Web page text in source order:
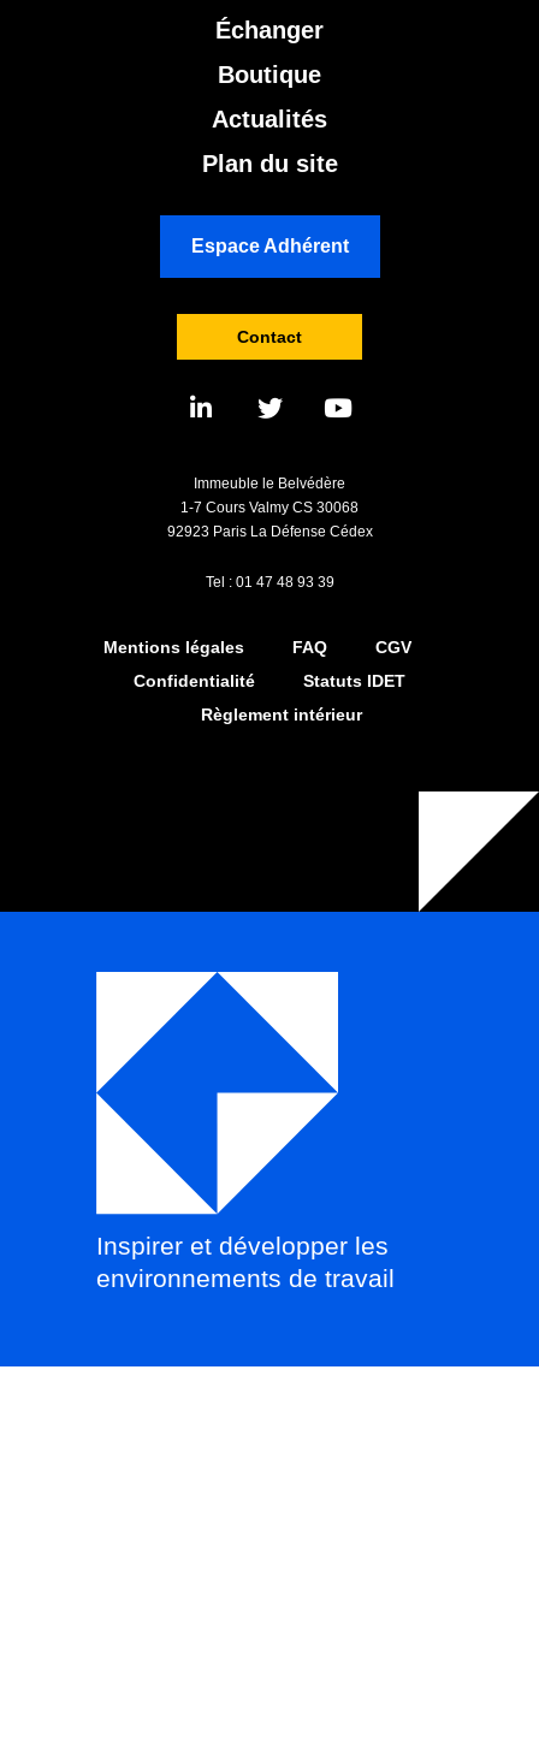
Échanger
Boutique
Actualités
Plan du site
Espace Adhérent
Contact
Immeuble le Belvédère
1-7 Cours Valmy CS 30068
92923 Paris La Défense Cédex
Tel : 01 47 48 93 39
Mentions légales FAQ
CGV
Confidentialité
Statuts IDET
Règlement intérieur
Inspirer et développer les
environnements de travail